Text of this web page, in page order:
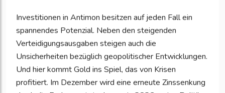
Investitionen in Antimon besitzen auf jeden Fall ein
spannendes Potenzial. Neben den steigenden
Verteidigungsausgaben steigen auch die
Unsicherheiten bezüglich geopolitischer Entwicklungen.
Und hier kommt Gold ins Spiel, das von Krisen
profitiert. Im Dezember wird eine erneute Zinssenkung